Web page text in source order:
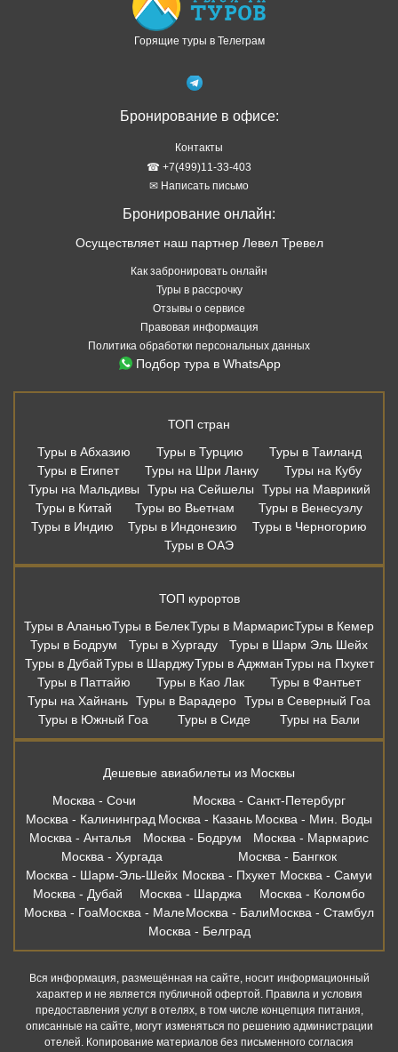
Горящие туры в Телеграм
Бронирование в офисе:
Контакты
☎ +7(499)11-33-403
✉ Написать письмо
Бронирование онлайн:
Осуществляет наш партнер Левел Тревел
Как забронировать онлайн
Туры в рассрочку
Отзывы о сервисе
Правовая информация
Политика обработки персональных данных
Подбор тура в WhatsApp
ТОП стран
Туры в Абхазию
Туры в Турцию
Туры в Таиланд
Туры в Египет
Туры на Шри Ланку
Туры на Кубу
Туры на Мальдивы
Туры на Сейшелы
Туры на Маврикий
Туры в Китай
Туры во Вьетнам
Туры в Венесуэлу
Туры в Индию
Туры в Индонезию
Туры в Черногорию
Туры в ОАЭ
ТОП курортов
Туры в АланьюТуры в БелекТуры в МармарисТуры в Кемер
Туры в Бодрум
Туры в Хургаду
Туры в Шарм Эль Шейх
Туры в ДубайТуры в ШарджуТуры в АджманТуры на Пхукет
Туры в Паттайю
Туры в Као Лак
Туры в Фантьет
Туры на Хайнань Туры в Варадеро Туры в Северный Гоа
Туры в Южный Гоа
Туры в Сиде Туры на Бали
Дешевые авиабилеты из Москвы
Москва - Сочи
Москва - Санкт-Петербург
Москва - Калининград Москва - Казань Москва - Мин. Воды
Москва - Анталья
Москва - Бодрум
Москва - Мармарис
Москва - Хургада
Москва - Бангкок
Москва - Шарм-Эль-Шейх Москва - Пхукет Москва - Самуи
Москва - Дубай
Москва - Шарджа
Москва - Коломбо
Москва - ГоаМосква - МалеМосква - БалиМосква - Стамбул
Москва - Белград
Вся информация, размещённая на сайте, носит информационный
характер и не является публичной офертой. Правила и условия
предоставления услуг в отелях, в том числе концепция питания,
описанные на сайте, могут изменяться по решению администрации
отелей. Копирование материалов без письменного согласия